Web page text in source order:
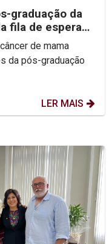
graduação da
fila de espera
de mama
da pós-graduação
LER MAIS